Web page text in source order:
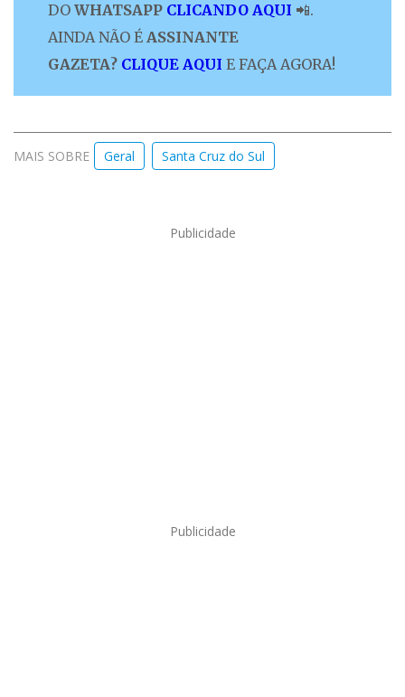
DO WHATSAPP CLICANDO AQUI 📲.
AINDA NÃO É ASSINANTE
GAZETA? CLIQUE AQUI E FAÇA AGORA!
MAIS SOBRE Geral Santa Cruz do Sul
Publicidade
Publicidade